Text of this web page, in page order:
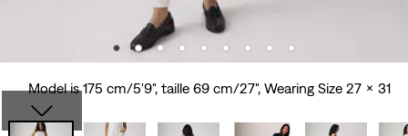
Model is 175 cm/5'9", taille 69 cm/27", Wearing Size 27 x 31